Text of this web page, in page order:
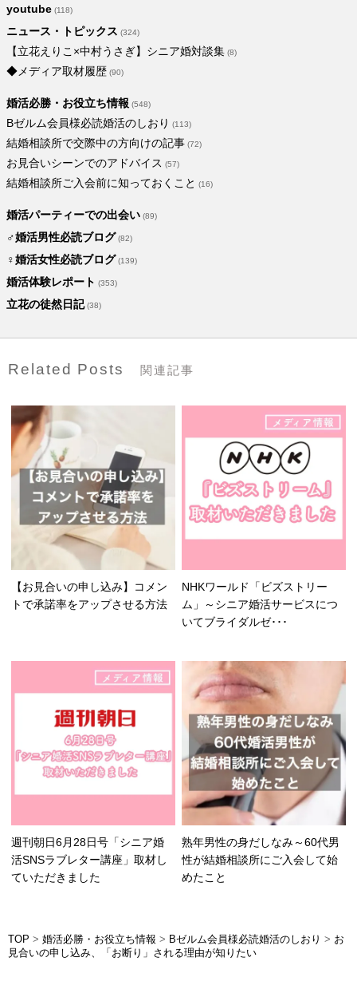
youtube (118)
ニュース・トピックス (324)
【立花えりこ×中村うさぎ】シニア婚対談集 (8)
◆メディア取材履歴 (90)
婚活必勝・お役立ち情報 (548)
Bゼルム会員様必読婚活のしおり (113)
結婚相談所で交際中の方向けの記事 (72)
お見合いシーンでのアドバイス (57)
結婚相談所ご入会前に知っておくこと (16)
婚活パーティーでの出会い (89)
♂婚活男性必読ブログ (82)
♀婚活女性必読ブログ (139)
婚活体験レポート (353)
立花の徒然日記(38)
Related Posts 関連記事
【お見合いの申し込み】コメン
トで承諾率をアップさせる方法
NHKワールド「ビズストリー
ム」～シニア婚活サービスにつ
いてブライダルゼ･･･
週刊朝日6月28日号「シニア婚
活SNSラブレター講座」取材し
ていただきました
熟年男性の身だしなみ～60代男
性が結婚相談所にご入会して始
めたこと
TOP > 婚活必勝・お役立ち情報 > Bゼルム会員様必読婚活のしおり > お
見合いの申し込み、「お断り」される理由が知りたい